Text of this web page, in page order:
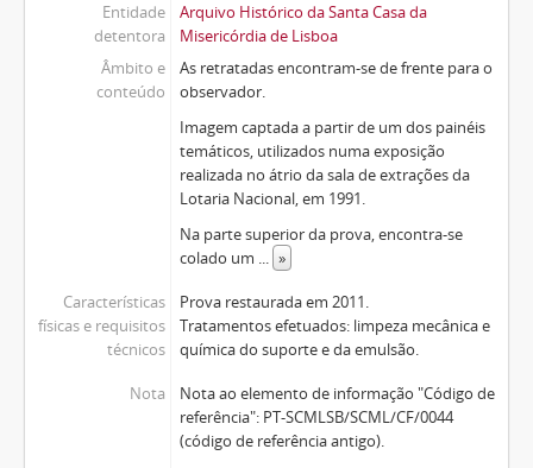
Entidade
detentora
Arquivo Histórico da Santa Casa da
Misericórdia de Lisboa
Âmbito e
conteúdo
As retratadas encontram-se de frente para o
observador.
Imagem captada a partir de um dos painéis
temáticos, utilizados numa exposição
realizada no átrio da sala de extrações da
Lotaria Nacional, em 1991.
Na parte superior da prova, encontra-se
colado um ... »
Características
físicas e requisitos
técnicos
Prova restaurada em 2011.
Tratamentos efetuados: limpeza mecânica e
química do suporte e da emulsão.
Nota
Nota ao elemento de informação "Código de
referência": PT-SCMLSB/SCML/CF/0044
(código de referência antigo).